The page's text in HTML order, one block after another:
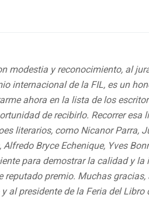
modestia y reconocimiento, al
internacional de la FIL, es un
ahora en la lista de los
de recibirlo. Recorrer esa
literarios, como Nicanor Parra,
Bryce Echenique, Yves
para demostrar la calidad y la
reputado premio. Muchas
al presidente de la Feria del Libro